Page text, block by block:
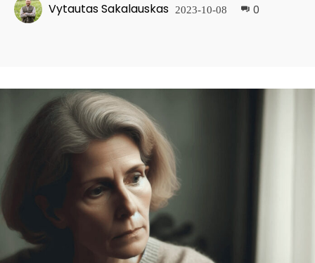
Vytautas Sakalauskas 2023-10-08 0